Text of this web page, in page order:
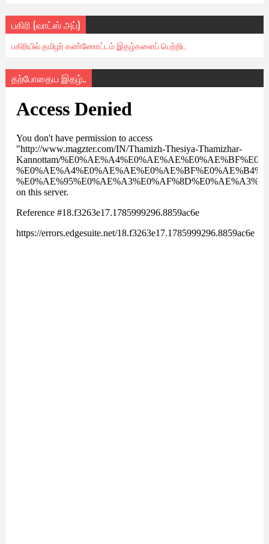
பகிரி (வாட்ஸ் அப்)
பகிரியில் தமிழர் கண்ணோட்டம் இதழ்களைப் பெற்றிட
தற்போதைய இதழ்..